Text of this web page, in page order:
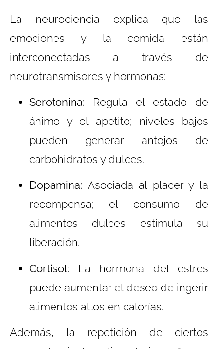
La neurociencia explica que las
emociones y la comida están
interconectadas a través de
neurotransmisores y hormonas:
Serotonina: Regula el estado de
ánimo y el apetito; niveles bajos
pueden generar antojos de
carbohidratos y dulces.
Dopamina: Asociada al placer y la
recompensa; el consumo de
alimentos dulces estimula su
liberación.
Cortisol: La hormona del estrés
puede aumentar el deseo de ingerir
alimentos altos en calorías.
Además, la repetición de ciertos